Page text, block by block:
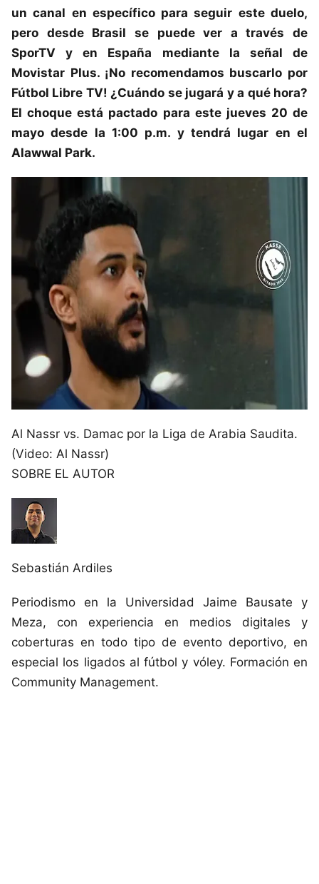
un canal en específico para seguir este duelo,
pero desde Brasil se puede ver a través de
SporTV y en España mediante la señal de
Movistar Plus. ¡No recomendamos buscarlo por
Fútbol Libre TV! ¿Cuándo se jugará y a qué hora?
El choque está pactado para este jueves 20 de
mayo desde la 1:00 p.m. y tendrá lugar en el
Alawwal Park.
Al Nassr vs. Damac por la Liga de Arabia Saudita.
(Video: Al Nassr)
SOBRE EL AUTOR
Sebastián Ardiles
Periodismo en la Universidad Jaime Bausate y
Meza, con experiencia en medios digitales y
coberturas en todo tipo de evento deportivo, en
especial los ligados al fútbol y vóley. Formación en
Community Management.